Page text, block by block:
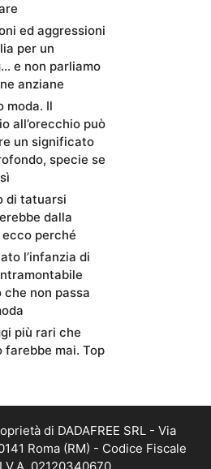
ed aggressioni
per un
e non parliamo
anziane
moda. Il
all’orecchio può
un significato
specie se
di tatuarsi
dalla
perché
l’infanzia di
non passa
più rari che
farebbe mai. Top
di DADAFREE SRL - Via
Roma (RM) - Codice Fiscale